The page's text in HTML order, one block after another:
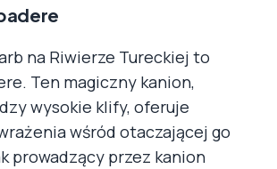
na Riwierze Tureckiej to
Ten magiczny kanion,
wysokie klify, oferuje
wśród otaczającej go
prowadzący przez kanion